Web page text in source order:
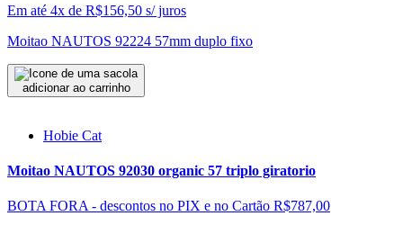
Em até 4x de R$156,50 s/ juros
Moitao NAUTOS 92224 57mm duplo fixo
adicionar ao carrinho
Hobie Cat
Moitao NAUTOS 92030 organic 57 triplo giratorio
BOTA FORA - descontos no PIX e no Cartão R$787,00